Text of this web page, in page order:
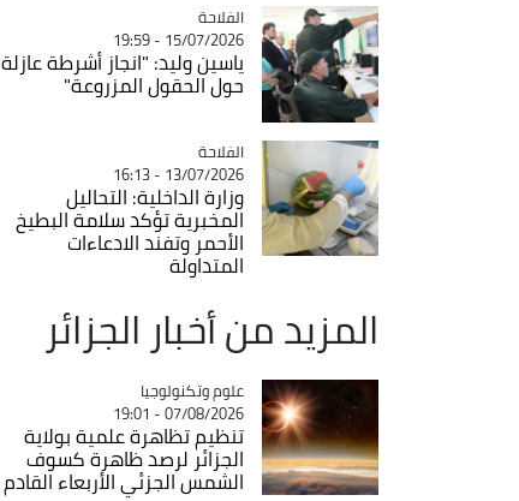
Catégorie
الفلاحة
15/07/2026 - 19:59
ياسين وليد: "انجاز أشرطة عازلة
حول الحقول المزروعة"
Catégorie
الفلاحة
13/07/2026 - 16:13
وزارة الداخلية: التحاليل
المخبرية تؤكد سلامة البطيخ
الأحمر وتفند الادعاءات
المتداولة
المزيد من أخبار الجزائر
Catégorie
علوم وتكنولوجيا
07/08/2026 - 19:01
تنظيم تظاهرة علمية بولاية
الجزائر لرصد ظاهرة كسوف
الشمس الجزئي الأربعاء القادم